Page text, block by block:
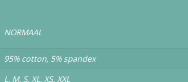
NORMAAL
95% cotton, 5% spandex
L, M, S,XL,XS,XXL